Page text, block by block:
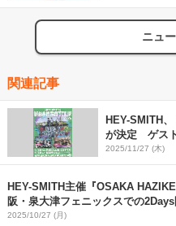
ニュ
関連記事
HEY-SMITH
が決定 ゲス
2025/11/27 (木)
HEY-SMITH主催『OSAKA
阪・泉大津フェニックスでの
2025/10/27 (月)